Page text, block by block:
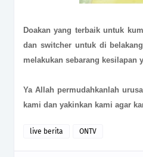
Doakan yang terbaik untuk
dan switcher untuk di
melakukan sebarang kesilapan
Ya Allah permudahkanlah
kami dan yakinkan kami agar
live berita ONTV